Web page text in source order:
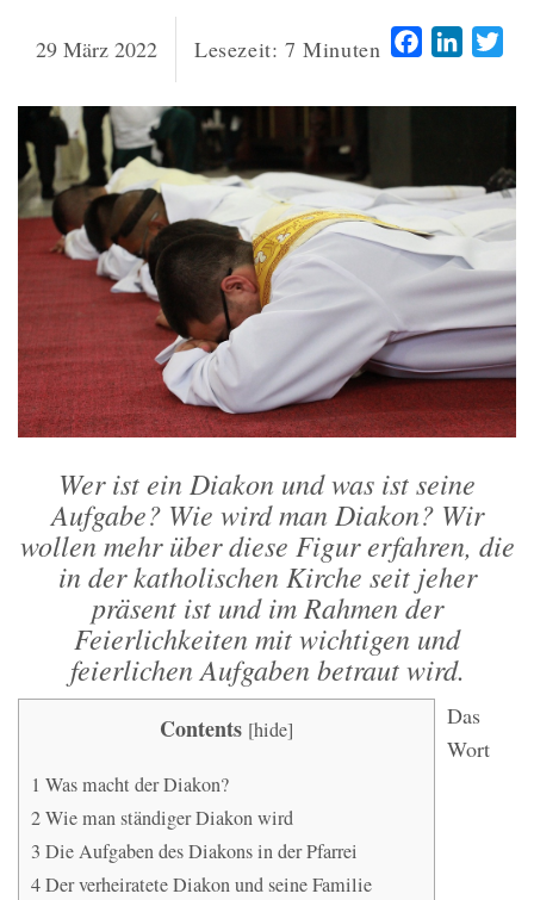
29 März 2022 Lesezeit: 7 Minuten Facebook
Wer ist ein Diakon und was ist seine
Aufgabe? Wie wird man Diakon? Wir
wollen mehr über diese Figur erfahren, die
in der katholischen Kirche seit jeher
präsent ist und im Rahmen der
Feierlichkeiten mit wichtigen und
feierlichen Aufgaben betraut wird.
Contents [hide]
1 Was macht der Diakon?
2Wie man ständiger Diakon wird
3 Die Aufgaben des Diakons in der Pfarrei
4Der verheiratete Diakon und seine Familie
Das
Wort